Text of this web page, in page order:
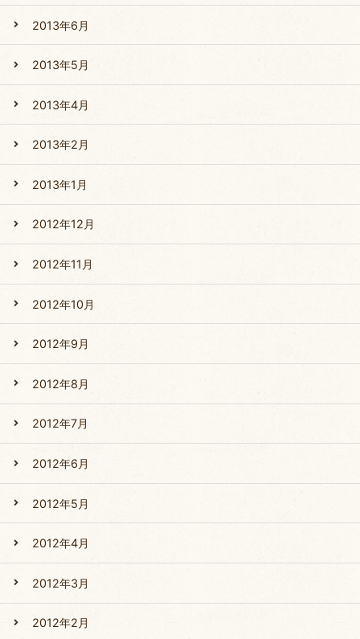
2013年6月
2013年5月
2013年4月
2013年2月
2013年1月
2012年12月
2012年11月
2012年10月
2012年9月
2012年8月
2012年7月
2012年6月
2012年5月
2012年4月
2012年3月
2012年2月